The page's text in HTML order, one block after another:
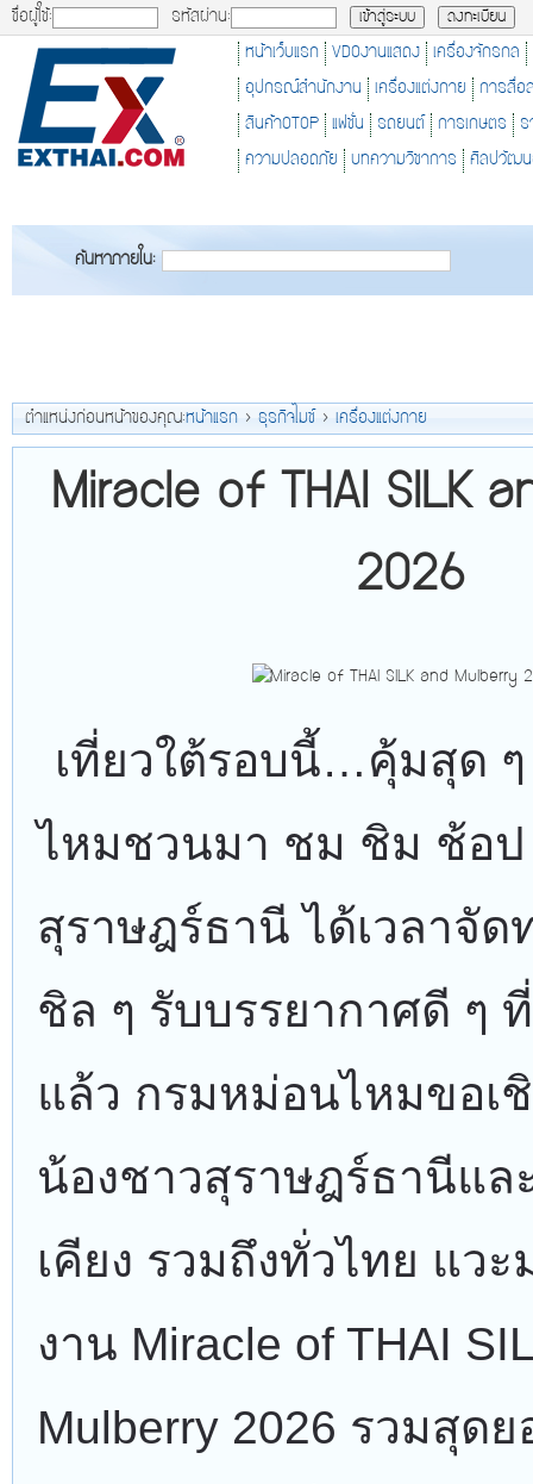
ชื่อผู้ใช้: รหัสผ่าน:
หน้าเว็บแรก VDOงานแสดง เครื่องจักรกล
อุปกรณ์สำนักงาน เครื่องแต่งกาย การสื่อ
สินค้าOTOP แฟชั่น รถยนต์ การเกษตร ร
ความปลอดภัย บทความวิชาการ ศิลปวัฒน
ค้นหาภายใน:
ตำแหน่งก่อนหน้าของคุณ:หน้าแรก > ธุรกิจไมซ์ > เครื่องแต่งกาย
Miracle of THAI SILK
2026
เที่ยวใต้รอบนี้…คุ้มสุด
ไหมชวนมา ชม ชิม ช้อป
สุราษฎร์ธานี ได้เวลาจั
ชิล ๆ รับบรรยากาศดี ๆ
แล้ว กรมหม่อนไหมขอเ
น้องชาวสุราษฎร์ธานีแล
เคียง รวมถึงทั่วไทย แว
งาน Miracle of THAI
Mulberry 2026 รวมสุด